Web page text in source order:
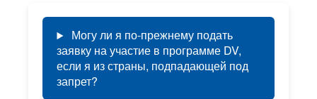
Могу ли я по-прежнему подать
заявку на участие в программе DV,
если я из страны, подпадающей под
запрет?